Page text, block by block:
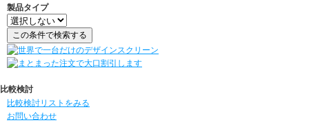
製品タイプ
比較検討
比較検討リストをみる
お問い合わせ